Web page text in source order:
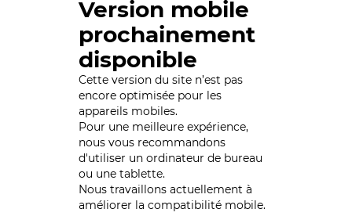
Version mobile
prochainement
disponible
Cette version du site n’est pas
encore optimisée pour les
appareils mobiles.
Pour une meilleure expérience,
nous vous recommandons
d'utiliser un ordinateur de bureau
ou une tablette.
Nous travaillons actuellement à
améliorer la compatibilité mobile.